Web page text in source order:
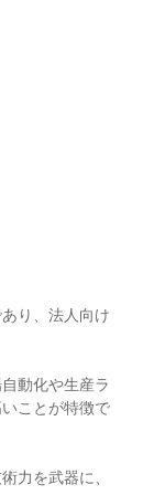
り、法人向け
動化や生産ラ
ことが特徴で
力を武器に、